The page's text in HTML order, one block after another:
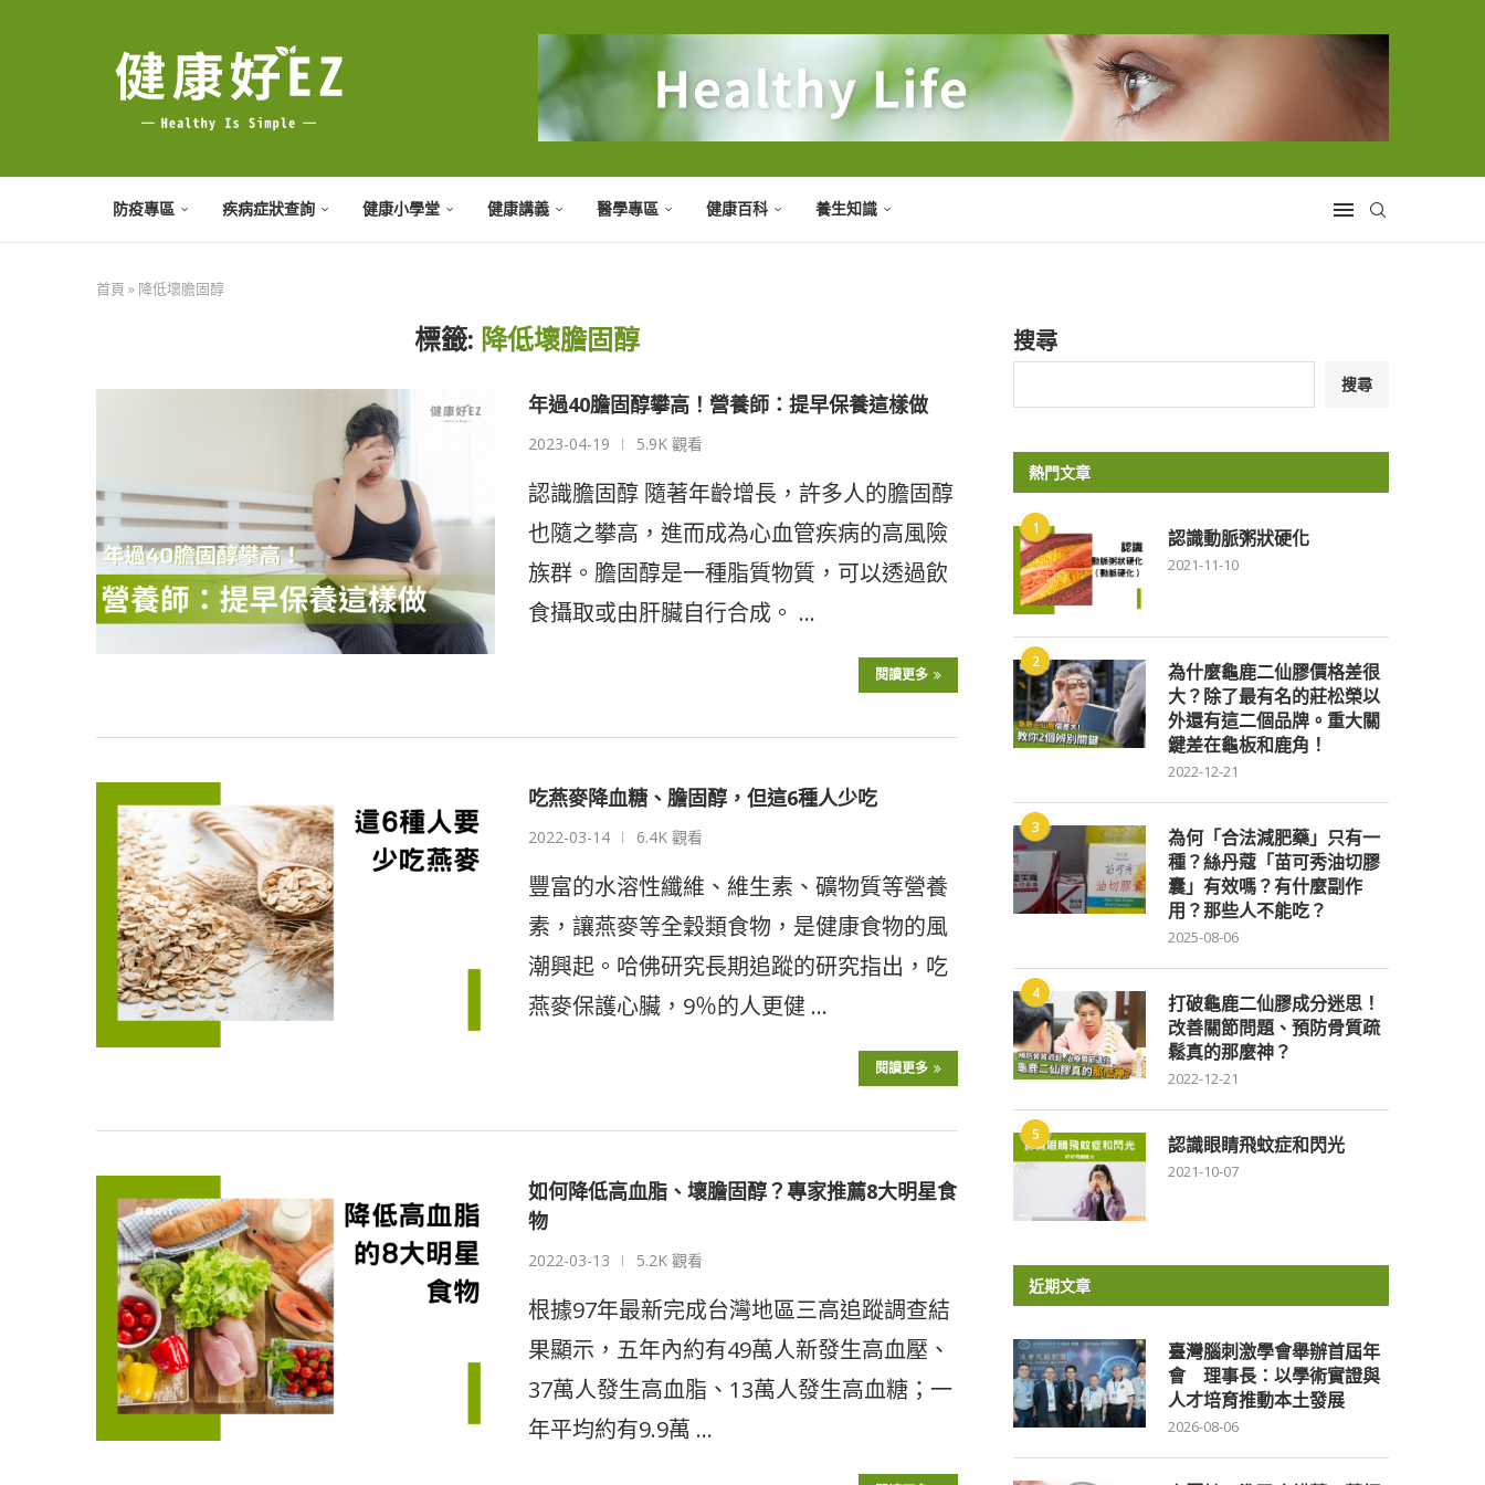
防疫專區 疾病症狀查詢 健康小學堂 健康講義 醫學專區 健康百科 養生知識
首頁 » 降低壞膽固醇
標籤: 降低壞膽固醇
年過40膽固醇攀高！營養師：提早保養這樣做
2023-04-19 5.9K 觀看
認識膽固醇 隨著年齡增長，許多人的膽固醇
也隨之攀高，進而成為心血管疾病的高風險
族群。膽固醇是一種脂質物質，可以透過飲
食攝取或由肝臟自行合成。 …
閱讀更多
吃燕麥降血糖、膽固醇，但這6種人少吃
2022-03-14 6.4K 觀看
豐富的水溶性纖維、維生素、礦物質等營養
素，讓燕麥等全穀類食物，是健康食物的風
潮興起。哈佛研究長期追蹤的研究指出，吃
燕麥保護心臟，9％的人更健 …
閱讀更多
如何降低高血脂、壞膽固醇？專家推薦8大明星食
物
2022-03-13 5.2K 觀看
根據97年最新完成台灣地區三高追蹤調查結
果顯示，五年內約有49萬人新發生高血壓、
37萬人發生高血脂、13萬人發生高血糖；一
年平均約有9.9萬 …
搜尋
搜尋
熱門文章
1 認識動脈粥狀硬化
2021-11-10
2
為什麼龜鹿二仙膠價格差很
大？除了最有名的莊松榮以
外還有這二個品牌。重大關
鍵差在龜板和鹿角！
2022-12-21
3
為何「合法減肥藥」只有一
種？絲丹蔻「苗可秀油切膠
囊」有效嗎？有什麼副作
用？那些人不能吃？
2025-08-06
4
打破龜鹿二仙膠成分迷思！
改善關節問題、預防骨質疏
鬆真的那麼神？
2022-12-21
5 認識眼睛飛蚊症和閃光
2021-10-07
近期文章
臺灣腦刺激學會舉辦首屆年
會 理事長：以學術實證與
人才培育推動本土發展
2026-08-06